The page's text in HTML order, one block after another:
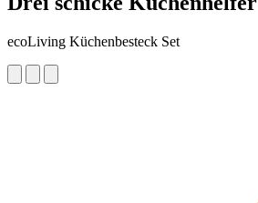
ecoLiving Küchenbesteck Set